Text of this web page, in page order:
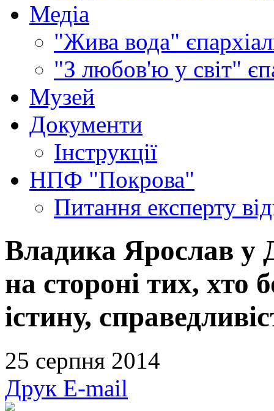
Медіа
"Жива вода"
"З любов'ю у світ"
Музей
Документи
Інструкції
НПФ "Покрова"
Питання експерту
Владика Ярослав у
на стороні тих, хто
істину,
25 серпня 2014
Друк E-mail